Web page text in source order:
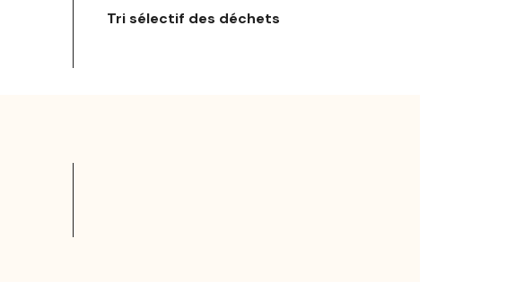
Tri sélectif des déchets